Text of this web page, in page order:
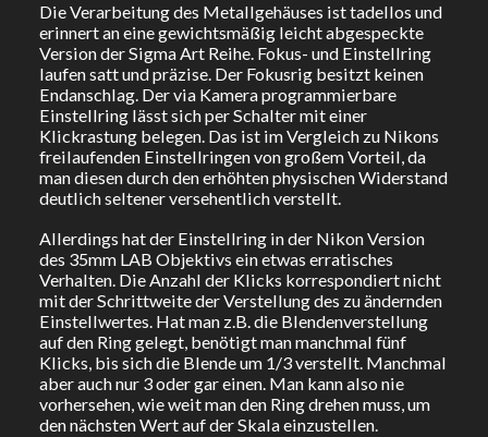
Die Verarbeitung des Metallgehäuses ist tadellos und
erinnert an eine gewichtsmäßig leicht abgespeckte
Version der Sigma Art Reihe. Fokus- und Einstellring
laufen satt und präzise. Der Fokusrig besitzt keinen
Endanschlag. Der via Kamera programmierbare
Einstellring lässt sich per Schalter mit einer
Klickrastung belegen. Das ist im Vergleich zu Nikons
freilaufenden Einstellringen von großem Vorteil, da
man diesen durch den erhöhten physischen Widerstand
deutlich seltener versehentlich verstellt.
Allerdings hat der Einstellring in der Nikon Version
des 35mm LAB Objektivs ein etwas erratisches
Verhalten. Die Anzahl der Klicks korrespondiert nicht
mit der Schrittweite der Verstellung des zu ändernden
Einstellwertes. Hat man z.B. die Blendenverstellung
auf den Ring gelegt, benötigt man manchmal fünf
Klicks, bis sich die Blende um 1/3 verstellt. Manchmal
aber auch nur 3 oder gar einen. Man kann also nie
vorhersehen, wie weit man den Ring drehen muss, um
den nächsten Wert auf der Skala einzustellen.